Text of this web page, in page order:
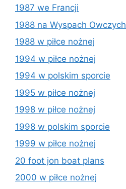
1987 we Francji
1988 na Wyspach Owczych
1988 w piłce nożnej
1994 w piłce nożnej
1994 w polskim sporcie
1995 w piłce nożnej
1998 w piłce nożnej
1998 w polskim sporcie
1999 w piłce nożnej
20 foot jon boat plans
2000 w piłce nożnej